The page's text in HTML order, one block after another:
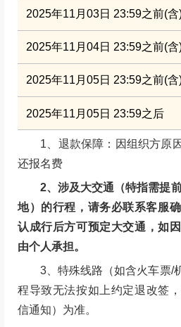
2025年11月03日 23:59之前(含
2025年11月04日 23:59之前(含
2025年11月05日 23:59之前(含
2025年11月05日 23:59之后
1、退款保障：因组织方原
还报名费
2、涉及大交通（特指需提
地）的行程，请务必联系客服
认成行后方可预定大交通，如
由个人承担。
3、特殊线路（如含火车票/
程导致无法按如上约定退改签
信通知）为准。